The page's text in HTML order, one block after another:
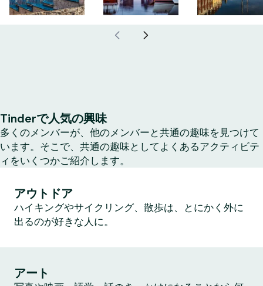
Tinderで人気の興味
多くのメンバーが、他のメンバーと共通の趣味を見つけて
います。そこで、共通の趣味としてよくあるアクティビテ
ィをいくつかご紹介します。
アウトドア
ハイキングやサイクリング、散歩は、とにかく外に
出るのが好きな人に。
アート